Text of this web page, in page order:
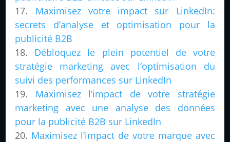
Maximisez votre impact sur LinkedIn:
secrets d’analyse et optimisation pour la
publicité B2B
Débloquez le plein potentiel de votre
stratégie marketing avec l’optimisation du
suivi des performances sur LinkedIn
Maximisez l’impact de votre stratégie
marketing avec une analyse des données
pour la publicité B2B sur LinkedIn
Maximisez l’impact de votre marque avec